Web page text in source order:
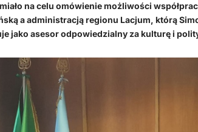
na celu omówienie możliwości
a administracją regionu Lacjum, którą
jako asesor odpowiedzialny za kulturę i